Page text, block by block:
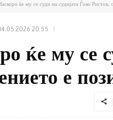
ќе му се суди на судијата Ѓоко Ристов,
20:55
ќе му се
е